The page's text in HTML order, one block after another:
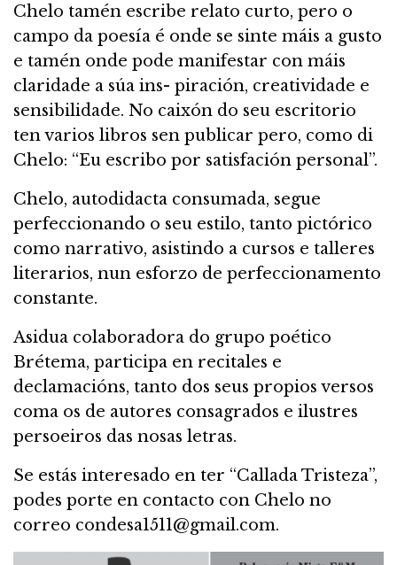
Chelo tamén escribe relato curto, pero o
campo da poesía é onde se sinte máis a gusto
e tamén onde pode manifestar con máis
claridade a súa ins- piración, creatividade e
sensibilidade. No caixón do seu escritorio
ten varios libros sen publicar pero, como di
Chelo: “Eu escribo por satisfación personal”.
Chelo, autodidacta consumada, segue
perfeccionando o seu estilo, tanto pictórico
como narrativo, asistindo a cursos e talleres
literarios, nun esforzo de perfeccionamento
constante.
Asidua colaboradora do grupo poético
Brétema, participa en recitales e
declamacións, tanto dos seus propios versos
coma os de autores consagrados e ilustres
persoeiros das nosas letras.
Se estás interesado en ter “Callada Tristeza”,
podes porte en contacto con Chelo no
correo condesa1511@gmail.com.